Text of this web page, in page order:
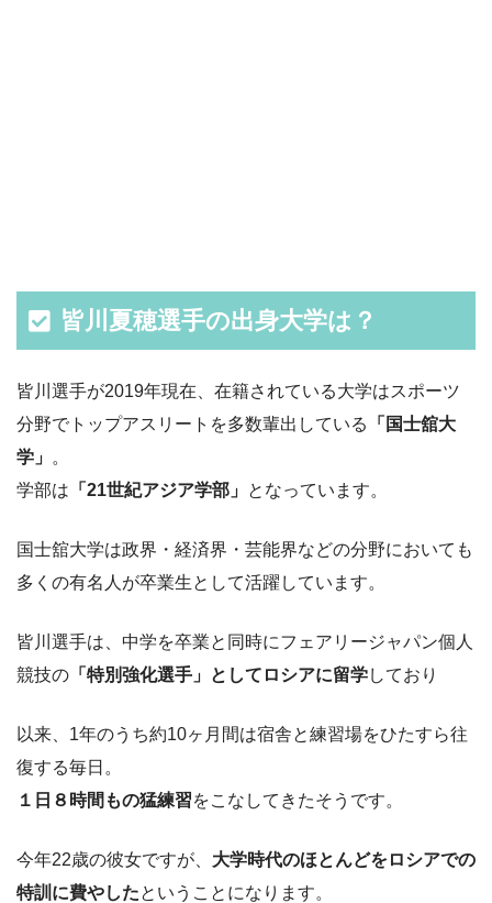
皆川夏穂選手の出身大学は？
皆川選手が2019年現在、在籍されている大学はスポーツ
分野でトップアスリートを多数輩出している
「国士舘大
学」 。
学部は 「21世紀アジア学部」 となっています。
国士舘大学は政界・経済界・芸能界などの分野においても
多くの有名人が卒業生として活躍しています。
皆川選手は、中学を卒業と同時にフェアリージャパン個人
競技の 「特別強化選手」としてロシアに留学しており
以来、1年のうち約10ヶ月間は宿舎と練習場をひたすら往
復する毎日。
１日８時間もの猛練習をこなしてきたそうです。
今年22歳の彼女ですが、 大学時代のほとんどをロシアでの
特訓に費やしたということになります。